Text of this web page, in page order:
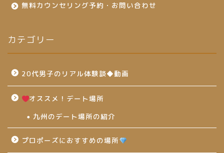
無料カウンセリング予約・お問い合わせ
カテゴリー
20代男子のリアル体験談◆動画
オススメ！デート場所
九州のデート場所の紹介
プロポーズにおすすめの場所